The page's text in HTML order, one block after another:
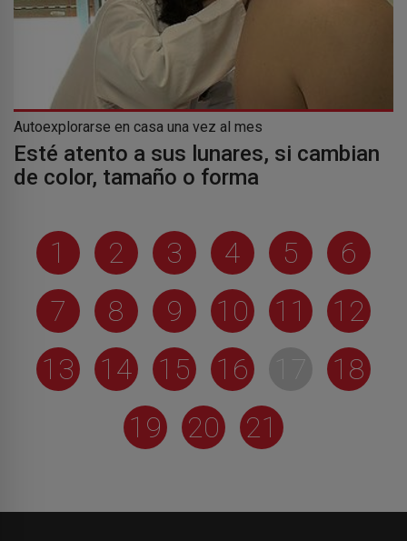
Autoexplorarse en casa una vez al mes
Esté atento a sus lunares, si cambian
de color, tamaño o forma
1 2 3 4 5
6
7
8 9 10 11
12
13
14 15 16 17
18
19
20 21